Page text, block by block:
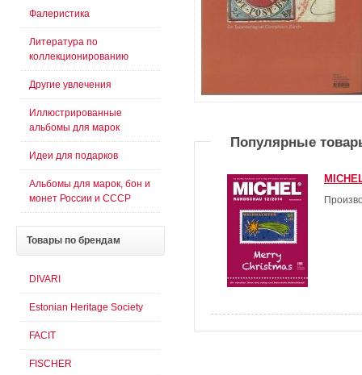
Популярные
Фалеристика
Литература по
коллекционированию
Другие увлечения
Иллюстрированные
альбомы для марок
Идеи для подарков
Альбомы для марок, бон и
монет России и СССР
Товары по брендам
DIVARI
Estonian Heritage Society
FACIT
FISCHER